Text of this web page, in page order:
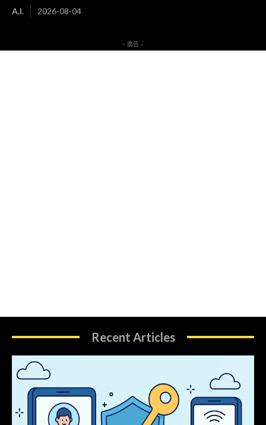
A.I. 2026-08-04
- 廣告 -
Recent Articles